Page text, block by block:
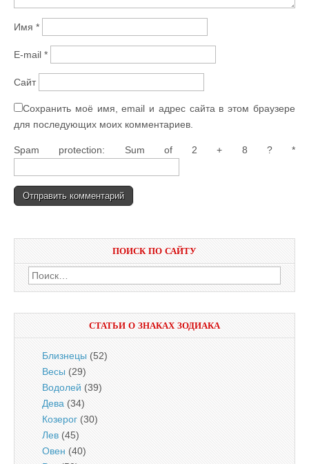
Имя *
E-mail *
Сайт
Сохранить моё имя, email и адрес сайта в этом браузере
для последующих моих комментариев.
Spam protection: Sum of 2 + 8 ? *
ПОИСК ПО САЙТУ
Найти:
СТАТЬИ О ЗНАКАХ ЗОДИАКА
Близнецы (52)
Весы (29)
Водолей (39)
Дева (34)
Козерог (30)
Лев (45)
Овен (40)